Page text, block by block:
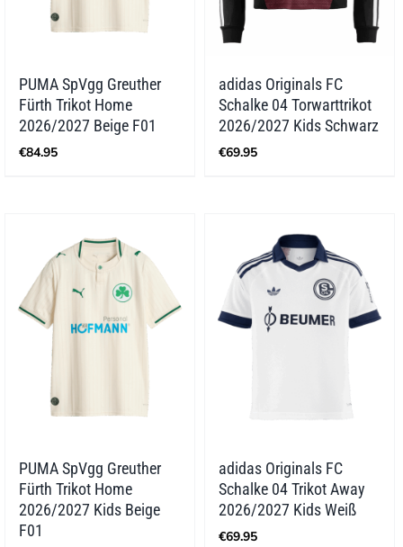
PUMA SpVgg Greuther
Fürth Trikot Home
2026/2027 Beige F01
€84.95
adidas Originals FC
Schalke 04 Torwarttrikot
2026/2027 Kids Schwarz
€69.95
PUMA SpVgg Greuther
Fürth Trikot Home
2026/2027 Kids Beige
F01
adidas Originals FC
Schalke 04 Trikot Away
2026/2027 Kids Weiß
€69.95